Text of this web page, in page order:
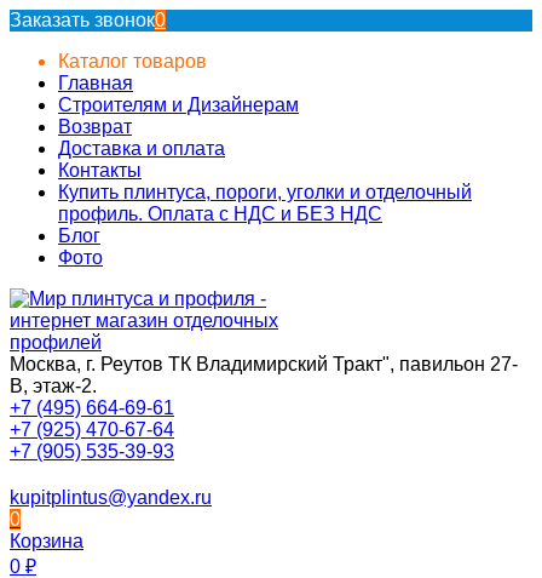
Заказать звонок0
Каталог товаров
Главная
Строителям и Дизайнерам
Возврат
Доставка и оплата
Контакты
Купить плинтуса, пороги, уголки и отделочный
профиль. Оплата с НДС и БЕЗ НДС
Блог
Фото
Москва, г. Реутов ТК Владимирский Тракт", павильон 27-
В, этаж-2.
+7 (495) 664-69-61
+7 (925) 470-67-64
+7 (905) 535-39-93
kupitplintus@yandex.ru
0
Корзина
0 ₽